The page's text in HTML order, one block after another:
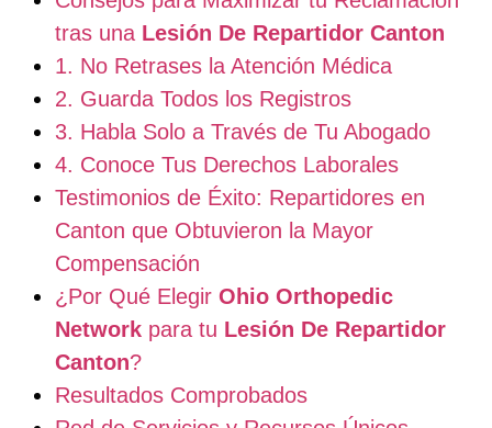
tras una Lesión De Repartidor Canton
1. No Retrases la Atención Médica
2. Guarda Todos los Registros
3. Habla Solo a Través de Tu Abogado
4. Conoce Tus Derechos Laborales
Testimonios de Éxito: Repartidores en
Canton que Obtuvieron la Mayor
Compensación
¿Por Qué Elegir Ohio Orthopedic
Network para tu Lesión De Repartidor
Canton?
Resultados Comprobados